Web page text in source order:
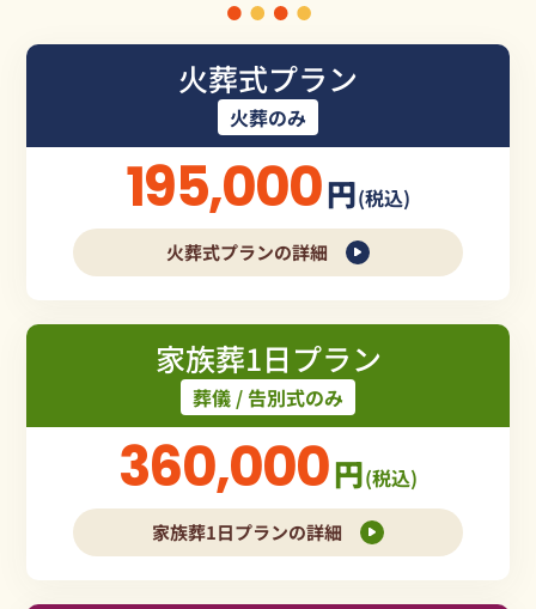
火葬式プラン
火葬のみ
195,000円(税込)
火葬式プランの詳細
家族葬1日プラン
葬儀 / 告別式のみ
360,000円(税込)
家族葬1日プランの詳細